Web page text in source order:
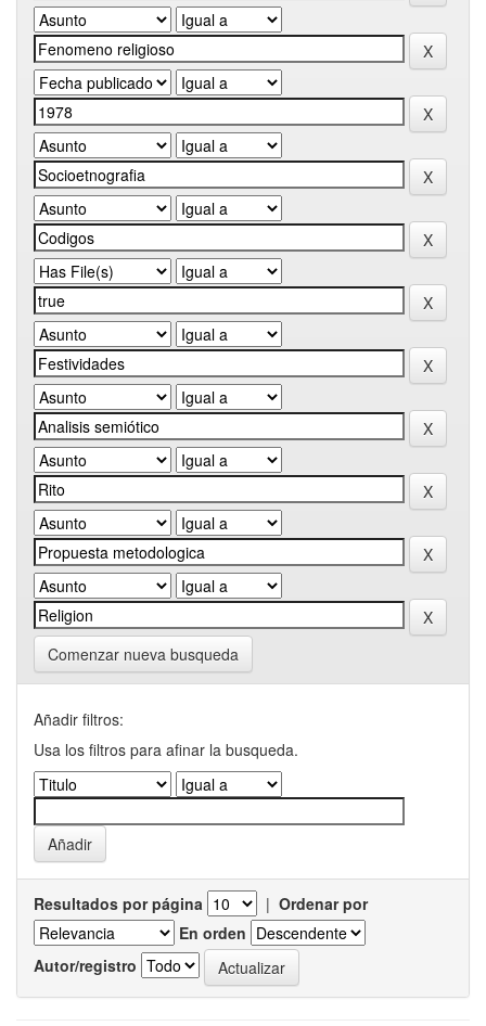
Comenzar nueva busqueda
Añadir filtros:
Usa los filtros para afinar la busqueda.
Resultados por página | Ordenar por
En orden
Autor/registro